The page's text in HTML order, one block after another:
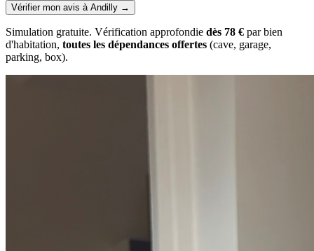
Vérifier mon avis à Andilly →
Simulation gratuite. Vérification approfondie dès 78 € par bien
d'habitation, toutes les dépendances offertes (cave, garage,
parking, box).